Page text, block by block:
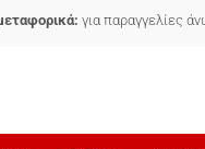
για παραγγελίες